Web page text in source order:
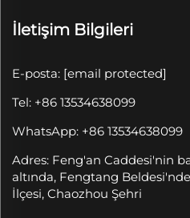
İletişim Bilgileri
E-posta: [email protected]
Tel: +86 13534638099
WhatsApp: +86 13534638099
Adres: Feng'an Caddesi'nin
altında, Fengtang
İlçesi, Chaozhou Şehri